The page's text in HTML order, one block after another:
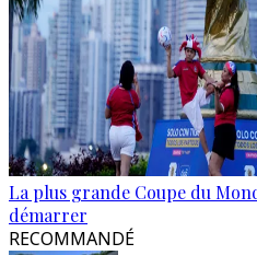
La plus grande Coupe du
démarrer
RECOMMANDÉ